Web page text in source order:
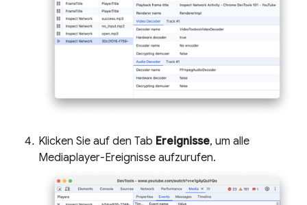
Klicken Sie auf den Tab Ereignisse, um alle
Mediaplayer-Ereignisse aufzurufen.